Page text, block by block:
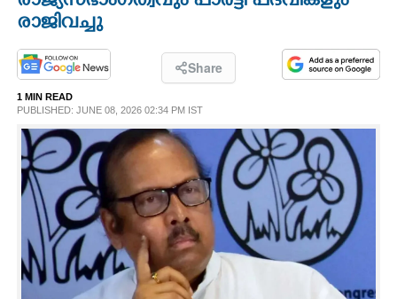
SPIRITUAL
INFO+
ART
രാജിവച്ചു
Share
1 MIN READ
PUBLISHED: JUNE 08, 2026 02:34 PM IST